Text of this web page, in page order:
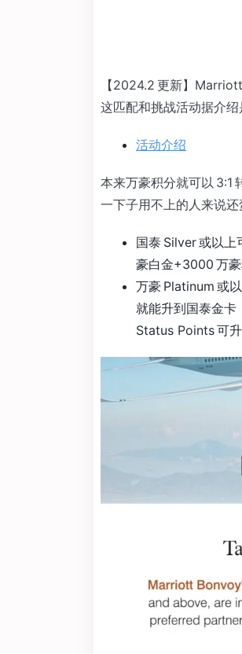
【2024.2 更新】
这匹配和挑战活动据介
活动介绍
本来万豪积分就可以 3:1
一下子用不上的人来说
国泰 Silver 或以上
豪白金+3000 万豪
万豪 Platinum 或
就能升到国泰金卡
Status Points 可升